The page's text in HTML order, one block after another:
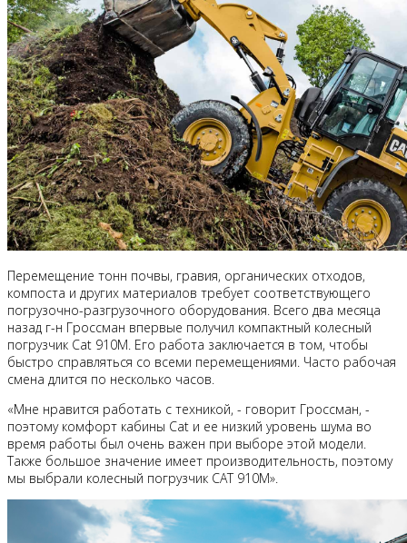
Перемещение тонн почвы, гравия, органических отходов,
компоста и других материалов требует соответствующего
погрузочно-разгрузочного оборудования. Всего два месяца
назад г-н Гроссман впервые получил компактный колесный
погрузчик Cat 910M. Его работа заключается в том, чтобы
быстро справляться со всеми перемещениями. Часто рабочая
смена длится по несколько часов.
«Мне нравится работать с техникой, - говорит Гроссман, -
поэтому комфорт кабины Cat и ее низкий уровень шума во
время работы был очень важен при выборе этой модели.
Также большое значение имеет производительность, поэтому
мы выбрали колесный погрузчик CAT 910M».